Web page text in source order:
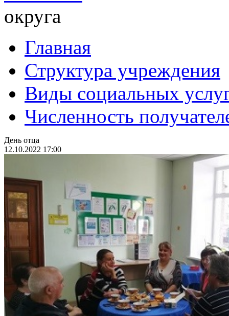
округа
Главная
Структура учреждения
Виды социальных
Численность
День отца
12.10.2022 17:00